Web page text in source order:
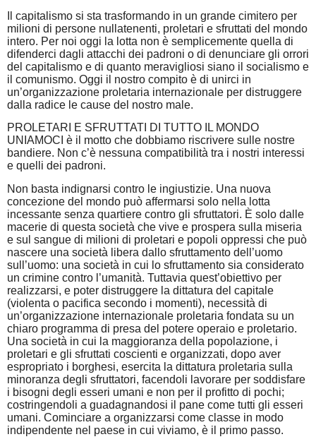
Il capitalismo si sta trasformando in un grande cimitero per
milioni di persone nullatenenti, proletari e sfruttati del mondo
intero. Per noi oggi la lotta non è semplicemente quella di
difenderci dagli attacchi dei padroni o di denunciare gli orrori
del capitalismo e di quanto meravigliosi siano il socialismo e
il comunismo. Oggi il nostro compito è di unirci in
un’organizzazione proletaria internazionale per distruggere
dalla radice le cause del nostro male.
PROLETARI E SFRUTTATI DI TUTTO IL MONDO
UNIAMOCI è il motto che dobbiamo riscrivere sulle nostre
bandiere. Non c’è nessuna compatibilità tra i nostri interessi
e quelli dei padroni.
Non basta indignarsi contro le ingiustizie. Una nuova
concezione del mondo può affermarsi solo nella lotta
incessante senza quartiere contro gli sfruttatori. È solo dalle
macerie di questa società che vive e prospera sulla miseria
e sul sangue di milioni di proletari e popoli oppressi che può
nascere una società libera dallo sfruttamento dell’uomo
sull’uomo: una società in cui lo sfruttamento sia considerato
un crimine contro l’umanità. Tuttavia quest’obiettivo per
realizzarsi, e poter distruggere la dittatura del capitale
(violenta o pacifica secondo i momenti), necessità di
un’organizzazione internazionale proletaria fondata su un
chiaro programma di presa del potere operaio e proletario.
Una società in cui la maggioranza della popolazione, i
proletari e gli sfruttati coscienti e organizzati, dopo aver
espropriato i borghesi, esercita la dittatura proletaria sulla
minoranza degli sfruttatori, facendoli lavorare per soddisfare
i bisogni degli esseri umani e non per il profitto di pochi;
costringendoli a guadagnandosi il pane come tutti gli esseri
umani. Cominciare a organizzarsi come classe in modo
indipendente nel paese in cui viviamo, è il primo passo.